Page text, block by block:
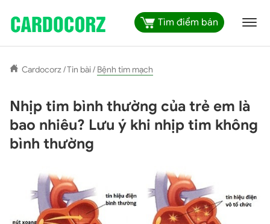
Tìm điểm bán
Cardocorz/Tin bài/ Bệnh tim mạch
Nhịp tim bình thường của trẻ em là
bao nhiêu? Lưu ý khi nhịp tim không
bình thường